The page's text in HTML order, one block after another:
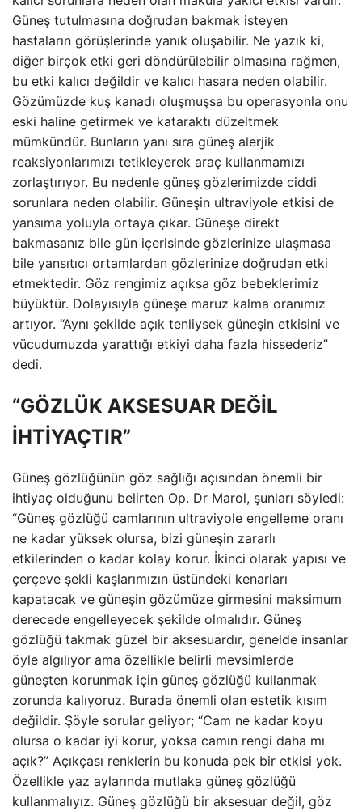
Güneş tutulmasına doğrudan bakmak isteyen
hastaların görüşlerinde yanık oluşabilir. Ne yazık ki,
diğer birçok etki geri döndürülebilir olmasına rağmen,
bu etki kalıcı değildir ve kalıcı hasara neden olabilir.
Gözümüzde kuş kanadı oluşmuşsa bu operasyonla onu
eski haline getirmek ve kataraktı düzeltmek
mümkündür. Bunların yanı sıra güneş alerjik
reaksiyonlarımızı tetikleyerek araç kullanmamızı
zorlaştırıyor. Bu nedenle güneş gözlerimizde ciddi
sorunlara neden olabilir. Güneşin ultraviyole etkisi de
yansıma yoluyla ortaya çıkar. Güneşe direkt
bakmasanız bile gün içerisinde gözlerinize ulaşmasa
bile yansıtıcı ortamlardan gözlerinize doğrudan etki
etmektedir. Göz rengimiz açıksa göz bebeklerimiz
büyüktür. Dolayısıyla güneşe maruz kalma oranımız
artıyor. “Aynı şekilde açık tenliysek güneşin etkisini ve
vücudumuzda yarattığı etkiyi daha fazla hissederiz”
dedi.
“GÖZLÜK AKSESUAR DEĞİL
İHTİYAÇTIR”
Güneş gözlüğünün göz sağlığı açısından önemli bir
ihtiyaç olduğunu belirten Op. Dr Marol, şunları söyledi:
“Güneş gözlüğü camlarının ultraviyole engelleme oranı
ne kadar yüksek olursa, bizi güneşin zararlı
etkilerinden o kadar kolay korur. İkinci olarak yapısı ve
çerçeve şekli kaşlarımızın üstündeki kenarları
kapatacak ve güneşin gözümüze girmesini maksimum
derecede engelleyecek şekilde olmalıdır. Güneş
gözlüğü takmak güzel bir aksesuardır, genelde insanlar
öyle algılıyor ama özellikle belirli mevsimlerde
güneşten korunmak için güneş gözlüğü kullanmak
zorunda kalıyoruz. Burada önemli olan estetik kısım
değildir. Şöyle sorular geliyor; “Cam ne kadar koyu
olursa o kadar iyi korur, yoksa camın rengi daha mı
açık?” Açıkçası renklerin bu konuda pek bir etkisi yok.
Özellikle yaz aylarında mutlaka güneş gözlüğü
kullanmalıyız. Güneş gözlüğü bir aksesuar değil, göz